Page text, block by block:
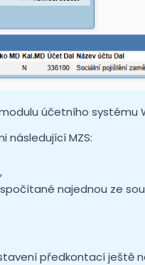
účetního systému
následující MZS:
najednou ze
předkontací ještě